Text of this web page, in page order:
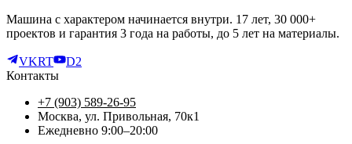
Машина с характером начинается внутри. 17 лет, 30 000+
проектов и гарантия 3 года на работы, до 5 лет на материалы.
VKRT
D2
Контакты
+7 (903) 589-26-95
Москва, ул. Привольная, 70к1
Ежедневно 9:00–20:00